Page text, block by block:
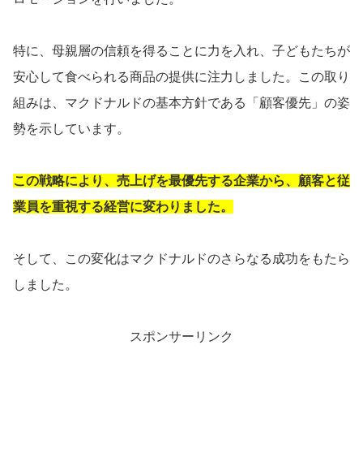
特に、母親層の信頼を得ることに力を入れ、子どもたちが
安心して食べられる商品の提供に注力しました。この取り
組みは、マクドナルドの基本方針である「顧客優先」の姿
勢を示しています。
この戦略により、売上げを最優先する企業から、顧客と従
業員を重視する経営に変わりました。
そして、この変化はマクドナルドのさらなる成功をもたら
しました。
スポンサーリンク